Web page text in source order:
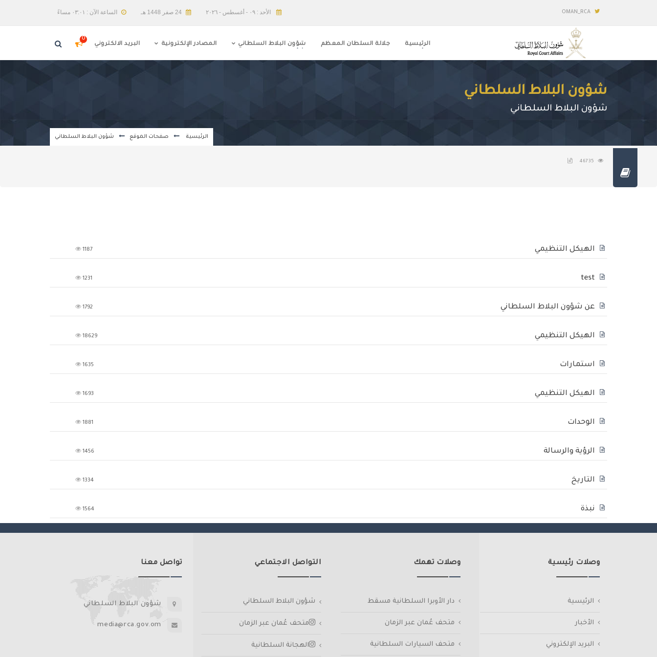
OMAN_RCA الأحد : ٠٩ - أغسطس - ٢٠٢٦ 24 صفر 1448 هـ الساعة الآن : ٠٣:٠١ مساءً
الرئيسية جلالة السلطان المعظم شؤون البلاط السلطاني المصادر الإلكترونية البريد الالكتروني
0
شؤون البلاط السلطاني
شؤون البلاط السلطاني
الرئيسية صفحات الموقع شؤون البلاط السلطاني
46735
الهيكل التنظيمي 1187
test
1231
عن شؤون البلاط السلطاني 1792
الهيكل التنظيمي 18629
استمارات 1635
الهيكل التنظيمي 1693
الوحدات 1881
الرؤية والرسالة 1456
التاريخ 1334
نبذة 1564
وصلات رئيسية
الرئيسية
الأخبار
البريد الإلكتروني
وصلات تهمك
دار الأوبرا السلطانية مسقط
متحف عُمان عبر الزمان
متحف السيارات السلطانية
التواصل الاجتماعي
شؤون البلاط السلطاني
متحف عُمان عبر الزمان
الهجانة السلطانية
تواصل معنا
شؤون البلاط السلطاني
media@rca.gov.om